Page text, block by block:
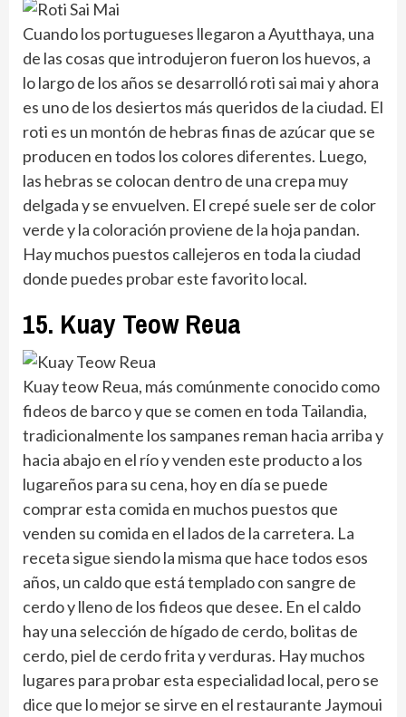
Cuando los portugueses llegaron a Ayutthaya, una
de las cosas que introdujeron fueron los huevos, a
lo largo de los años se desarrolló roti sai mai y ahora
es uno de los desiertos más queridos de la ciudad. El
roti es un montón de hebras finas de azúcar que se
producen en todos los colores diferentes. Luego,
las hebras se colocan dentro de una crepa muy
delgada y se envuelven. El crepé suele ser de color
verde y la coloración proviene de la hoja pandan.
Hay muchos puestos callejeros en toda la ciudad
donde puedes probar este favorito local.
15. Kuay Teow Reua
Kuay teow Reua, más comúnmente conocido como
fideos de barco y que se comen en toda Tailandia,
tradicionalmente los sampanes reman hacia arriba y
hacia abajo en el río y venden este producto a los
lugareños para su cena, hoy en día se puede
comprar esta comida en muchos puestos que
venden su comida en el lados de la carretera. La
receta sigue siendo la misma que hace todos esos
años, un caldo que está templado con sangre de
cerdo y lleno de los fideos que desee. En el caldo
hay una selección de hígado de cerdo, bolitas de
cerdo, piel de cerdo frita y verduras. Hay muchos
lugares para probar esta especialidad local, pero se
dice que lo mejor se sirve en el restaurante Jaymoui